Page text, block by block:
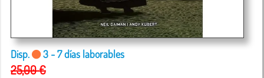
Disp. 3 - 7 días laborables
25,00 €